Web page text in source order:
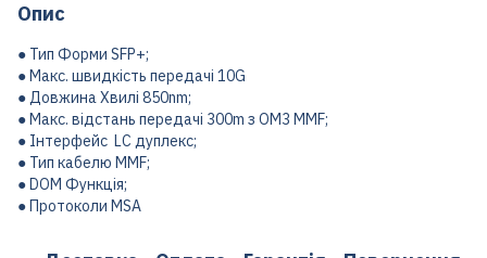
Опис
● Тип Форми SFP+;
● Макс. швидкість передачі 10G
● Довжина Хвилі 850nm;
● Макс. відстань передачі 300m з OM3 MMF;
● Інтерфейс LC дуплекс;
● Тип кабелю MMF;
● DOM Функція;
● Протоколи MSA